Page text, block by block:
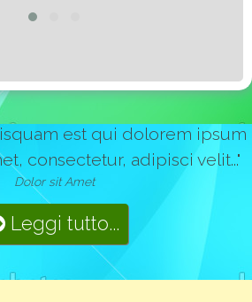
est qui dolorem ipsum
consectetur, adipisci velit..."
Dolor sit Amet
Leggi tutto...